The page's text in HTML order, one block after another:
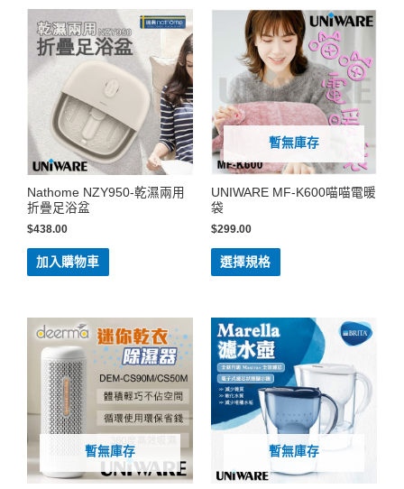
Nathome NZY950-乾濕兩用
折疊足浴盆
$438.00
加入購物車
暫無庫存
UNIWARE MF-K600喵喵電暖
袋
$299.00
選擇規格
暫無庫存 暫無庫存